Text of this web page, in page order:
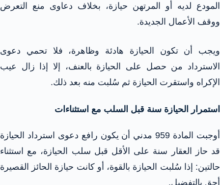
المودع لديه أو المرتهن حيازة، بخلاف دعاوى منع التعرض
ووقف الأعمال الجديدة.​
ويجب أن تكون الحيازة هادئة وظاهرة، فلا تحمي دعوى
الاسترداد من حصل على الحيازة بالعنف، إلا إذا زال عيب
الإكراه واستقرت الحيازة ثم سُلبت منه بعد ذلك.​
استمرار الحيازة سنة قبل السلب مع استثناءات​
أوجبت المادة 959 مدني أن يكون رافع دعوى استرداد الحيازة
قد حاز العقار سنة على الأقل قبل سلب الحيازة، مع استثناء
حالتين: إذا سُلبت الحيازة بالقوة، أو كانت حيازة الحائز القصيرة
أحق بالتفضيل.​